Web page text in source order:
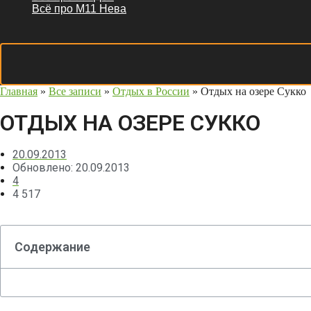
Всё про М11 Нева
Главная » Все записи » Отдых в России » Отдых на озере Сукко
ОТДЫХ НА ОЗЕРЕ СУККО
20.09.2013
Обновлено: 20.09.2013
4
4 517
Содержание